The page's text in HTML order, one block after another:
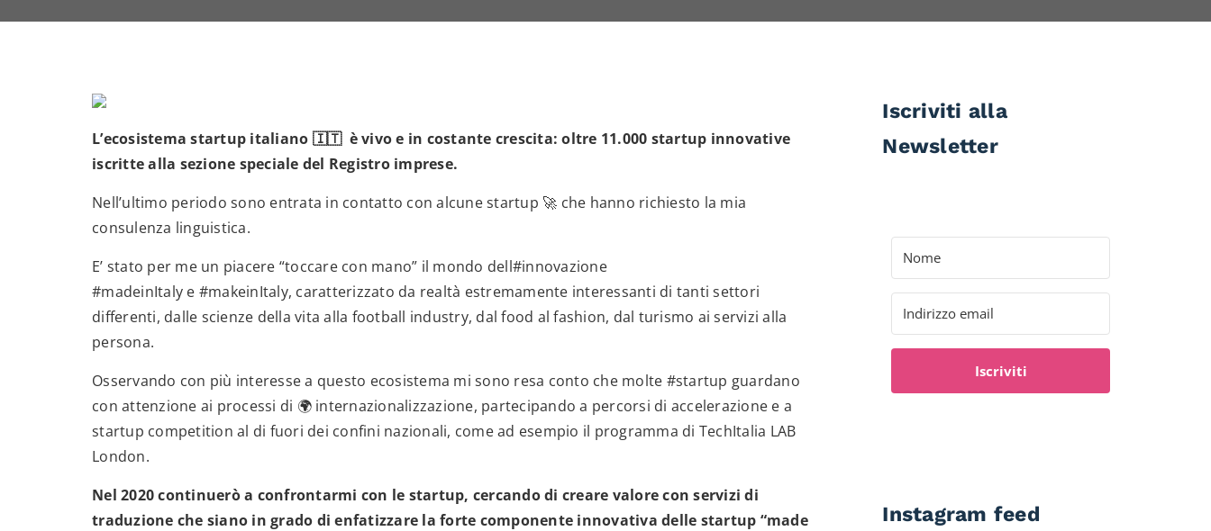
L’ecosistema startup italiano 🇮🇹 è vivo e in costante crescita: oltre 11.000 startup innovative
iscritte alla sezione speciale del Registro imprese.
Nell’ultimo periodo sono entrata in contatto con alcune startup 🚀 che hanno richiesto la mia
consulenza linguistica.
E’ stato per me un piacere “toccare con mano” il mondo dell#innovazione
#madeinItaly e #makeinItaly, caratterizzato da realtà estremamente interessanti di tanti settori
differenti, dalle scienze della vita alla football industry, dal food al fashion, dal turismo ai servizi alla
persona.
Osservando con più interesse a questo ecosistema mi sono resa conto che molte #startup guardano
con attenzione ai processi di 🌍 internazionalizzazione, partecipando a percorsi di accelerazione e a
startup competition al di fuori dei confini nazionali, come ad esempio il programma di TechItalia LAB
London.
Nel 2020 continuerò a confrontarmi con le startup, cercando di creare valore con servizi di
traduzione che siano in grado di enfatizzare la forte componente innovativa delle startup “made
Iscriviti alla
Newsletter
Iscriviti
Instagram feed